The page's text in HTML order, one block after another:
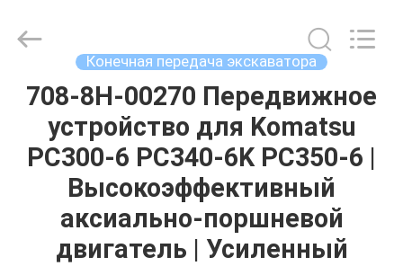
ГЛАВНАЯ
СТРАНИЦА
ПРОДУКЦИЯ
РОЛИКИ
Reserved.
Конечная передача экскаватора
708-8H-00270 Передвижное
устройство для Komatsu
PC300-6 PC340-6K PC350-6 |
Высокоэффективный
аксиально-поршневой
двигатель | Усиленный